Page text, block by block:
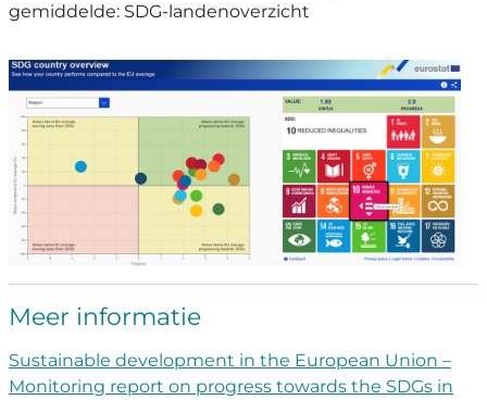
gemiddelde: SDG-landenoverzicht
Meer informatie
Sustainable development in the European Union –
Monitoring report on progress towards the SDGs in